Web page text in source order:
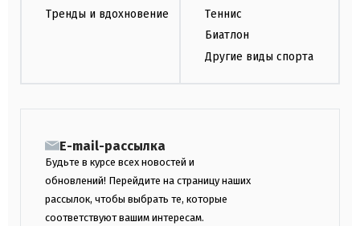
Тренды и вдохновение
Теннис
Биатлон
Другие виды спорта
E-mail-рассылка
Будьте в курсе всех новостей и
обновлений! Перейдите на страницу наших
рассылок, чтобы выбрать те, которые
соответствуют вашим интересам.